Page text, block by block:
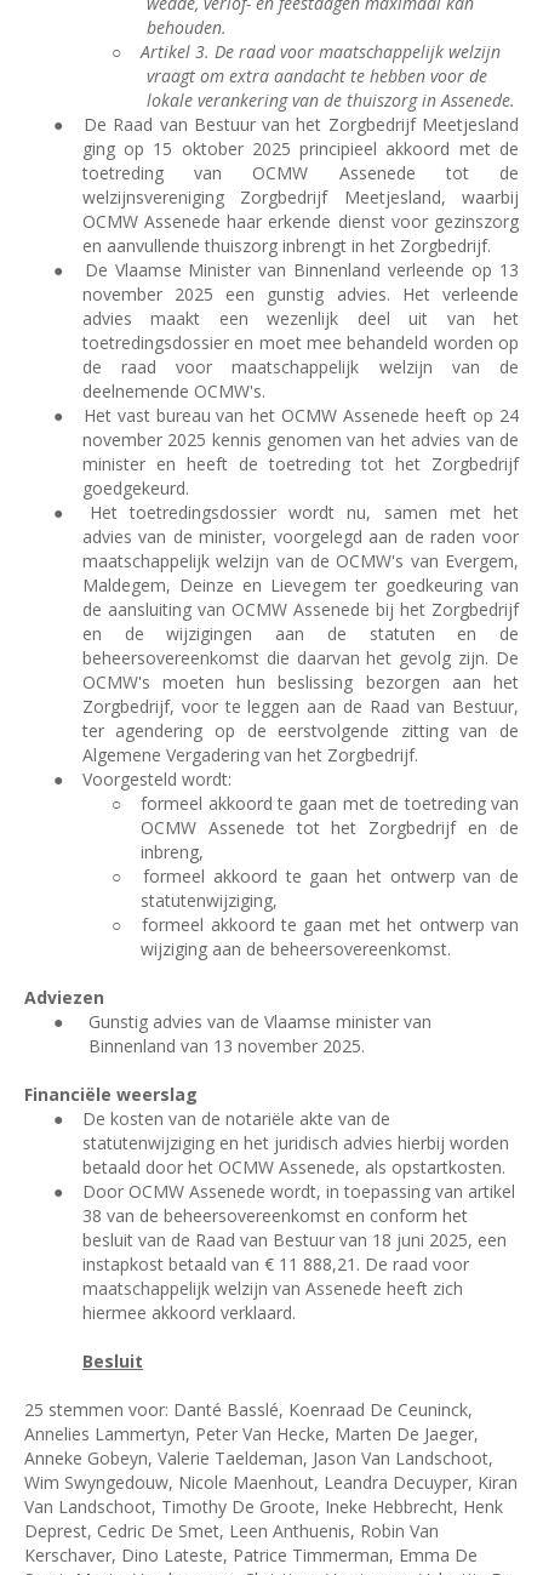
behouden.
○
Artikel 3. De raad voor maatschappelijk welzijn
vraagt om extra aandacht te hebben voor de
lokale verankering van de thuiszorg in Assenede.
●
De Raad van Bestuur van het Zorgbedrijf Meetjesland
ging op 15 oktober 2025 principieel akkoord met de
toetreding van OCMW Assenede tot de
welzijnsvereniging Zorgbedrijf Meetjesland, waarbij
OCMW Assenede haar erkende dienst voor gezinszorg
en aanvullende thuiszorg inbrengt in het Zorgbedrijf.
●
De Vlaamse Minister van Binnenland verleende op 13
november 2025 een gunstig advies. Het verleende
advies maakt een wezenlijk deel uit van het
toetredingsdossier en moet mee behandeld worden op
de raad voor maatschappelijk welzijn van de
deelnemende OCMW's.
●
Het vast bureau van het OCMW Assenede heeft op 24
november 2025 kennis genomen van het advies van de
minister en heeft de toetreding tot het Zorgbedrijf
goedgekeurd.
●
Het toetredingsdossier wordt nu, samen met het
advies van de minister, voorgelegd aan de raden voor
maatschappelijk welzijn van de OCMW's van Evergem,
Maldegem, Deinze en Lievegem ter goedkeuring van
de aansluiting van OCMW Assenede bij het Zorgbedrijf
en de wijzigingen aan de statuten en de
beheersovereenkomst die daarvan het gevolg zijn. De
OCMW's moeten hun beslissing bezorgen aan het
Zorgbedrijf, voor te leggen aan de Raad van Bestuur,
ter agendering op de eerstvolgende zitting van de
Algemene Vergadering van het Zorgbedrijf.
●
Voorgesteld wordt:
○
formeel akkoord te gaan met de toetreding van
OCMW Assenede tot het Zorgbedrijf en de
inbreng,
○
formeel akkoord te gaan het ontwerp van de
statutenwijziging,
○
formeel akkoord te gaan met het ontwerp van
wijziging aan de beheersovereenkomst.
Adviezen
●
Gunstig advies van de Vlaamse minister van
Binnenland van 13 november 2025.
Financiële weerslag
●
De kosten van de notariële akte van de
statutenwijziging en het juridisch advies hierbij worden
betaald door het OCMW Assenede, als opstartkosten.
●
Door OCMW Assenede wordt, in toepassing van artikel
38 van de beheersovereenkomst en conform het
besluit van de Raad van Bestuur van 18 juni 2025, een
instapkost betaald van € 11 888,21. De raad voor
maatschappelijk welzijn van Assenede heeft zich
hiermee akkoord verklaard.
Besluit
25 stemmen voor: Danté Basslé, Koenraad De Ceuninck,
Annelies Lammertyn, Peter Van Hecke, Marten De Jaeger,
Anneke Gobeyn, Valerie Taeldeman, Jason Van Landschoot,
Wim Swyngedouw, Nicole Maenhout, Leandra Decuyper, Kiran
Van Landschoot, Timothy De Groote, Ineke Hebbrecht, Henk
Deprest, Cedric De Smet, Leen Anthuenis, Robin Van
Kerschaver, Dino Lateste, Patrice Timmerman, Emma De